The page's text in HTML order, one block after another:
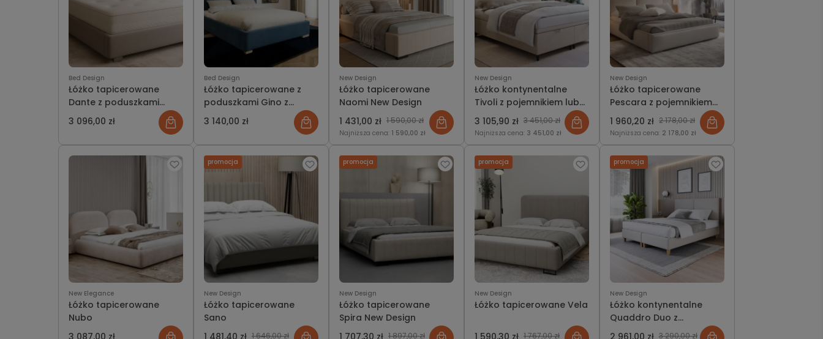
Bed Design
Łóżko tapicerowane
Dante z poduszkami
wersja ramowa z
pojemnikiem lub bez
3 096,00 zł
Bed Design
Łóżko tapicerowane z
poduszkami Gino z
pojemnikiem lub bez
3 140,00 zł
New Design
Łóżko tapicerowane
Naomi New Design
1 431,00 zł 1 590,00 zł
Najniższa cena: 1 590,00 zł
New Design
Łóżko kontynentalne
Tivoli z pojemnikiem lub
bez New Design
3 105,90 zł 3 451,00 zł
Najniższa cena: 3 451,00 zł
New Design
Łóżko tapicerowane
Pescara z pojemnikiem
lub bez New Design
1 960,20 zł 2 178,00 zł
Najniższa cena: 2 178,00 zł
New Elegance
Łóżko tapicerowane
Nubo
New Design
Łóżko tapicerowane
Sano
1 646,00 zł
promocja
New Design
Łóżko tapicerowane
Spira New Design
1 897,00 zł
promocja
New Design
Łóżko tapicerowane Vela
1 767,00 zł
promocja
New Design
Łóżko kontynentalne
Quaddro Duo z
pojemnikiem lub bez
3 290,00 zł
promocja